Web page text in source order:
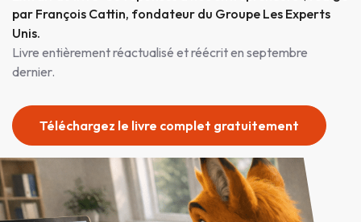
par François Cattin, fondateur du Groupe Les Experts
Unis.
Livre entièrement réactualisé et réécrit en septembre
dernier.
Téléchargez le livre complet gratuitement